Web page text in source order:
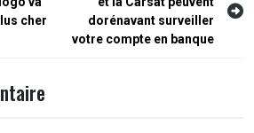
cher
dorénavant surveiller
votre compte en banque